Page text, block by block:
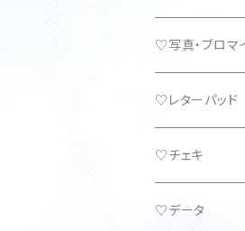
♡写真・ブロマ
♡レターパッド
♡チェキ
♡データ